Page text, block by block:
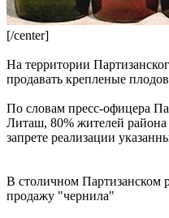
[/center]
На территории
продавать крепленые
По словам пресс-офицера
Литаш, 80% жителей
запрете реализации
В столичном Партизанском
продажу "чернила"